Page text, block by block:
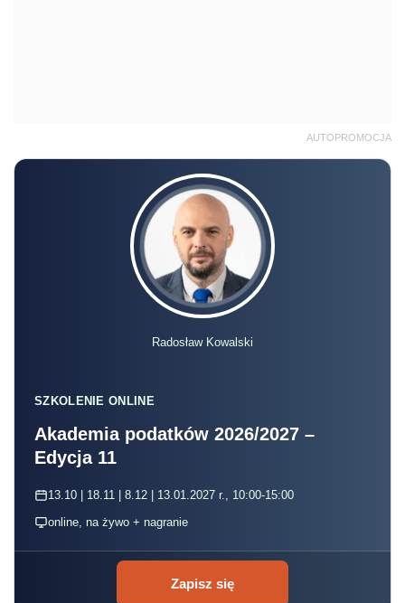
AUTOPROMOCJA
Radosław Kowalski
SZKOLENIE ONLINE
Akademia podatków 2026/2027 –
Edycja 11
13.10 | 18.11 | 8.12 | 13.01.2027 r., 10:00-15:00
online, na żywo + nagranie
Zapisz się